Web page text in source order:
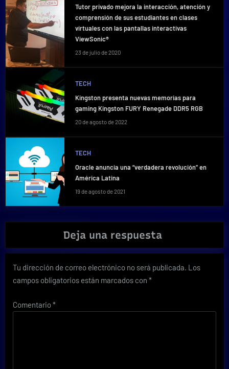
Tutor privado mejora la interacción, atención y
comprensión de sus estudiantes en clases
virtuales con las pantallas interactivas
ViewSonic®
23 de julio de 2020
TECH
Kingston presenta nuevas memorias para
gaming Kingston FURY Renegade DDR5 RGB
20 de agosto de 2022
TECH
Oracle anuncia una “verdadera revolución” en
América Latina
19 de agosto de 2021
Deja una respuesta
Tu dirección de correo electrónico no será publicada. Los
campos obligatorios están marcados con *
Comentario*